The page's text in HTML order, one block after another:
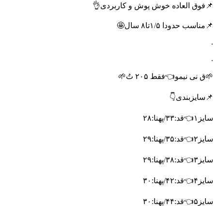
📌فوق العاده خوش پوش و کاربردی👌
📌مناسب حدودا ۱/۵تا۸ سال🤩
.
.
🌱ق نی نیمو👈فقط ۲۰۵ تُ🌱
📌سایزبندی👇
سایز۱👈قد:۳۳/پهنا:۲۸
سایز۲👈قد:۳۵/پهنا:۲۹
سایز۳👈قد:۳۸/پهنا:۲۹
سایز۴👈قد:۴۲/پهنا:۳۰
سایز۵👈قد:۴۴/پهنا:۳۰